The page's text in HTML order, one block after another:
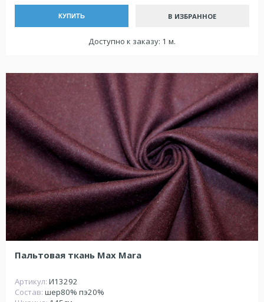
КУПИТЬ В ИЗБРАННОЕ
Доступно к заказу: 1 м.
Пальтовая ткань Max Mara
Артикул: И13292
Состав: шер80% пэ20%